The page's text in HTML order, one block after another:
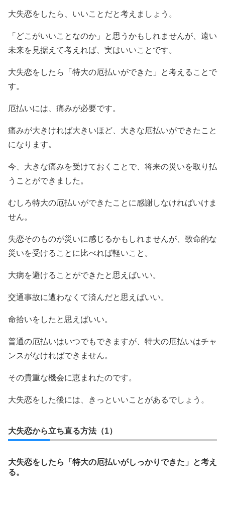
大失恋をしたら、いいことだと考えましょう。
「どこがいいことなのか」と思うかもしれませんが、遠い
未来を見据えて考えれば、実はいいことです。
大失恋をしたら「特大の厄払いができた」と考えることで
す。
厄払いには、痛みが必要です。
痛みが大きければ大きいほど、大きな厄払いができたこと
になります。
今、大きな痛みを受けておくことで、将来の災いを取り払
うことができました。
むしろ特大の厄払いができたことに感謝しなければいけま
せん。
失恋そのものが災いに感じるかもしれませんが、致命的な
災いを受けることに比べれば軽いこと。
大病を避けることができたと思えばいい。
交通事故に遭わなくて済んだと思えばいい。
命拾いをしたと思えばいい。
普通の厄払いはいつでもできますが、特大の厄払いはチャ
ンスがなければできません。
その貴重な機会に恵まれたのです。
大失恋をした後には、きっといいことがあるでしょう。
大失恋から立ち直る方法（1）
大失恋をしたら「特大の厄払いがしっかりできた」と考え
る。